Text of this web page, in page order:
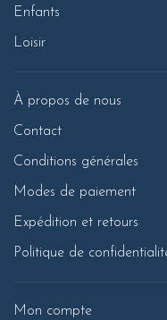
Enfants
Loisir
À propos de nous
Contact
Conditions générales
Modes de paiement
Expédition et retours
Politique de
Mon compte